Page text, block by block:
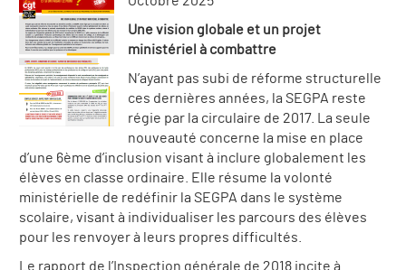
Une vision globale et un projet
ministériel à combattre
N’ayant pas subi de réforme structurelle
ces dernières années, la SEGPA reste
régie par la circulaire de 2017. La seule
nouveauté concerne la mise en place
d’une 6ème d’inclusion visant à inclure globalement les
élèves en classe ordinaire. Elle résume la volonté
ministérielle de redéfinir la SEGPA dans le système
scolaire, visant à individualiser les parcours des élèves
pour les renvoyer à leurs propres difficultés.
Le rapport de l’Inspection générale de 2018 incite à